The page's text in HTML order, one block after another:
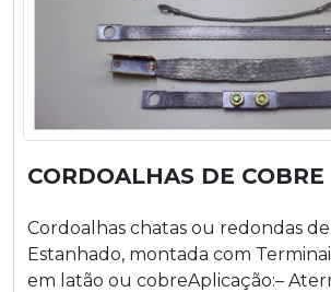
CORDOALHAS DE COBRE
Cordoalhas chatas ou redondas
Estanhado, montada com
em latão ou cobreAplicação:–